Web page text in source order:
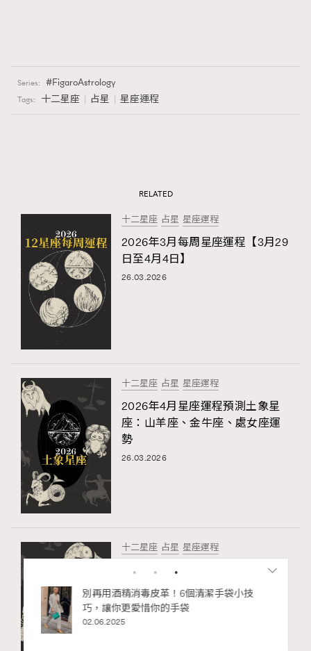
Series: FigaroAstrology
Tags: 十二星座 占星 星座運程
RELATED
十二星座 占星 星座運程
2026年3月每周星座運程【3月29
日至4月4日】
26.03.2026
十二星座 占星 星座運程
2026年4月星座運程預測土象星
座：山羊座、金牛座、處女座運
勢
26.03.2026
十二星座 占星 星座運程
2026年4月星座運程預測水象星
座：巨蟹座、天蠍座、雙魚座運
勢
26.03.2026
別再用酒精消毒皮革！6個清潔手袋小技
巧，讓你更愛惜你的手袋
02.06.2025